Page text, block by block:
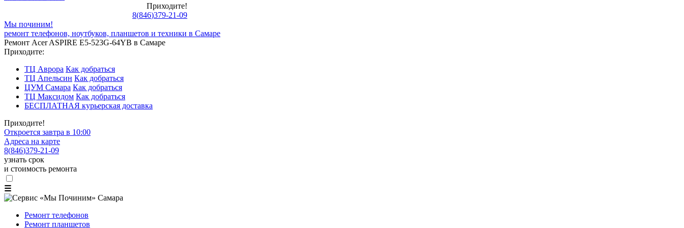
Приходите!
8(846)379-21-09
Мы починим!
ремонт телефонов, ноутбуков, планшетов и техники в Самаре
Ремонт Acer ASPIRE E5-523G-64YB в Самаре
Приходите:
ТЦ Аврора Как добраться
ТЦ Апельсин Как добраться
ЦУМ Самара Как добраться
ТЦ Максидом Как добраться
БЕСПЛАТНАЯ курьерская доставка
Приходите!
Откроется завтра в 10:00
Адреса на карте
8(846)379-21-09
узнать срок
и стоимость ремонта
☰
Ремонт телефонов
Ремонт планшетов